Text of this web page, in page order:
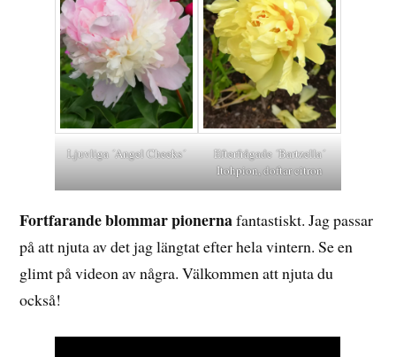
Ljuvliga ´Angel Cheeks´
Efterfrågade ´Bartzella´
Itohpion, doftar citron
Fortfarande blommar pionernafantastiskt. Jag passar
på att njuta av det jag längtat efter hela vintern. Se en
glimt på videon av några. Välkommen att njuta du
också!